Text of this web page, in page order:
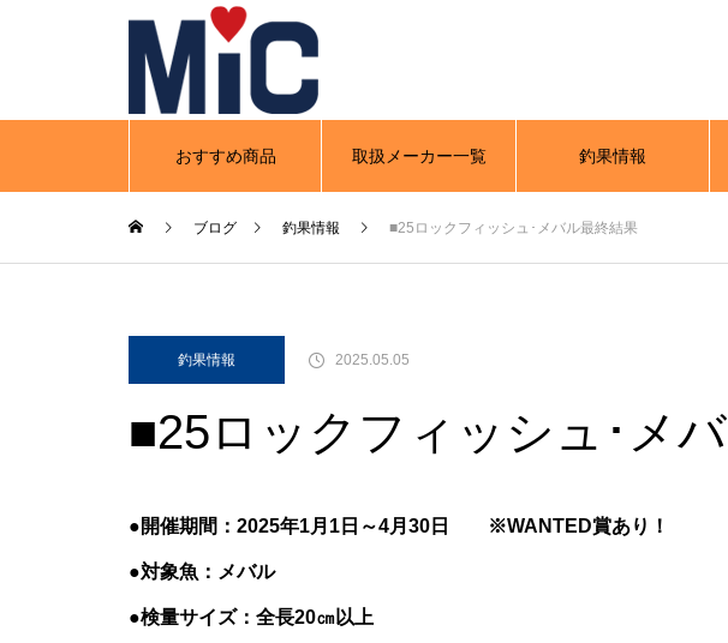
おすすめ商品 取扱メーカー一覧 釣果情報
ブログ 釣果情報 ■25ロックフィッシュ･メバル最終結果
釣果情報 2025.05.05
■25ロックフィッシュ･メ
●開催期間：2025年1月1日～4月30日 ※WANTED賞あり！
●対象魚：メバル
●検量サイズ：全長20㎝以上